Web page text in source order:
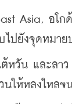
Asia, อโก
ปยังจุดหมาย
น และลาว
ให้หลงใหล